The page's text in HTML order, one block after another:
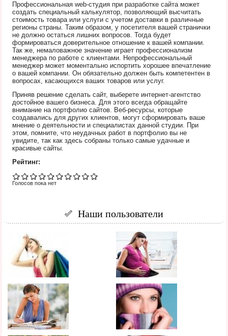
Профессиональная web-студия при разработке сайта может
создать специальный калькулятор, позволяющий высчитать
стоимость товара или услуги с учетом доставки в различные
регионы страны. Таким образом, у посетителя вашей странички
не должно остаться лишних вопросов. Тогда будет
формироваться доверительное отношение к вашей компании.
Так же, немаловажное значение играет профессионализм
менеджера по работе с клиентами. Непрофессиональный
менеджер может моментально испортить хорошее впечатление
о вашей компании. Он обязательно должен быть компетентен в
вопросах, касающихся ваших товаров или услуг.
Приняв решение сделать сайт, выберете интернет-агентство
достойное вашего бизнеса. Для этого всегда обращайте
внимание на портфолио сайтов. Веб-ресурсы, которые
создавались для других клиентов, могут сформировать ваше
мнение о деятельности и специалистах данной студии. При
этом, помните, что неудачных работ в портфолио вы не
увидите, так как здесь собраны только самые удачные и
красивые сайты.
Рейтинг:
Голосов пока нет
Наши пользователи